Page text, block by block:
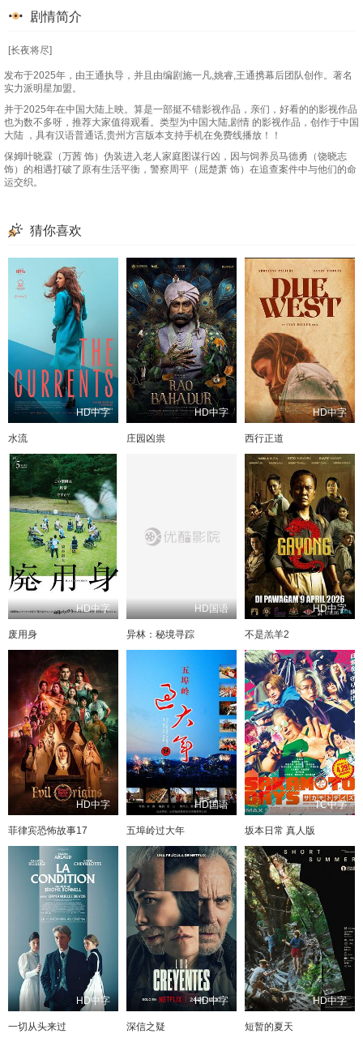
剧情简介
[长夜将尽]
发布于2025年，由王通执导，并且由编剧施一凡,姚睿,王通携幕后团队创作。著名
实力派明星加盟。
并于2025年在中国大陆上映。算是一部挺不错影视作品，亲们，好看的的影视作品
也为数不多呀，推荐大家值得观看。类型为中国大陆,剧情 的影视作品，创作于中国
大陆 ，具有汉语普通话,贵州方言版本支持手机在免费线播放！！
保姆叶晓霖（万茜 饰）伪装进入老人家庭图谋行凶，因与饲养员马德勇（饶晓志
饰）的相遇打破了原有生活平衡，警察周平（屈楚萧 饰）在追查案件中与他们的命
运交织。
猜你喜欢
HD中字
水流
HD中字
庄园凶祟
HD中字
西行正道
HD中字
废用身
HD国语
异林：秘境寻踪
HD中字
不是羔羊2
HD中字
菲律宾恐怖故事17
HD国语
五埠岭过大年
TC中字
坂本日常 真人版
HD中字
一切从头来过
HD中字
深信之疑
HD中字
短暂的夏天